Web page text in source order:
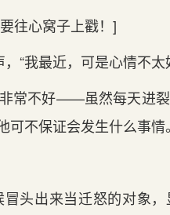
往心窝子上戳！]
“我‌最近，可是心情不太
常不好——虽然每天进裂
不保证会发生什么事情。
头出来当迁怒的对象